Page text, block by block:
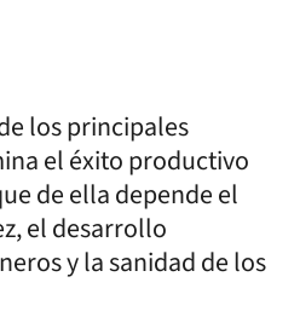
los principales
el éxito productivo
de ella depende el
el desarrollo
y la sanidad de los